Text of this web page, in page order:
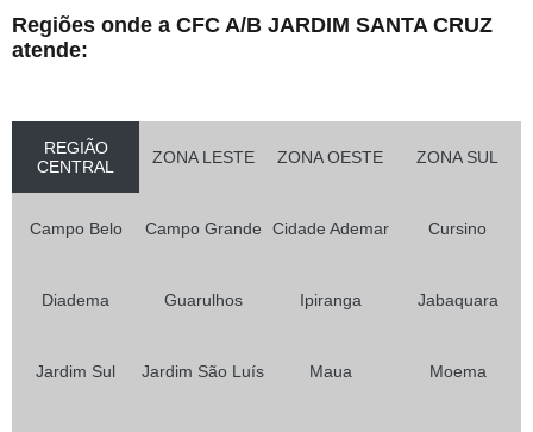
Regiões onde a CFC A/B JARDIM SANTA CRUZ
atende:
REGIÃO
CENTRAL
ZONA LESTE ZONA OESTE ZONA SUL
Campo Belo Campo Grande Cidade Ademar Cursino
Diadema Guarulhos Ipiranga Jabaquara
Jardim Sul Jardim São Luís Maua Moema